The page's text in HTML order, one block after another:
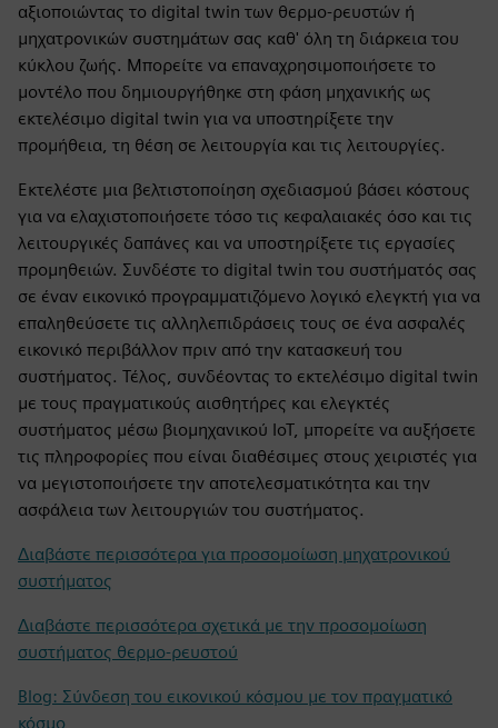
αξιοποιώντας το digital twin των θερμο-ρευστών ή
μηχατρονικών συστημάτων σας καθ' όλη τη διάρκεια του
κύκλου ζωής. Μπορείτε να επαναχρησιμοποιήσετε το
μοντέλο που δημιουργήθηκε στη φάση μηχανικής ως
εκτελέσιμο digital twin για να υποστηρίξετε την
προμήθεια, τη θέση σε λειτουργία και τις λειτουργίες.
Εκτελέστε μια βελτιστοποίηση σχεδιασμού βάσει κόστους
για να ελαχιστοποιήσετε τόσο τις κεφαλαιακές όσο και τις
λειτουργικές δαπάνες και να υποστηρίξετε τις εργασίες
προμηθειών. Συνδέστε το digital twin του συστήματός σας
σε έναν εικονικό προγραμματιζόμενο λογικό ελεγκτή για να
επαληθεύσετε τις αλληλεπιδράσεις τους σε ένα ασφαλές
εικονικό περιβάλλον πριν από την κατασκευή του
συστήματος. Τέλος, συνδέοντας το εκτελέσιμο digital twin
με τους πραγματικούς αισθητήρες και ελεγκτές
συστήματος μέσω βιομηχανικού IoT, μπορείτε να αυξήσετε
τις πληροφορίες που είναι διαθέσιμες στους χειριστές για
να μεγιστοποιήσετε την αποτελεσματικότητα και την
ασφάλεια των λειτουργιών του συστήματος.
Διαβάστε περισσότερα για προσομοίωση μηχατρονικού
συστήματος
Διαβάστε περισσότερα σχετικά με την προσομοίωση
συστήματος θερμο-ρευστού
Blog: Σύνδεση του εικονικού κόσμου με τον πραγματικό
κόσμο